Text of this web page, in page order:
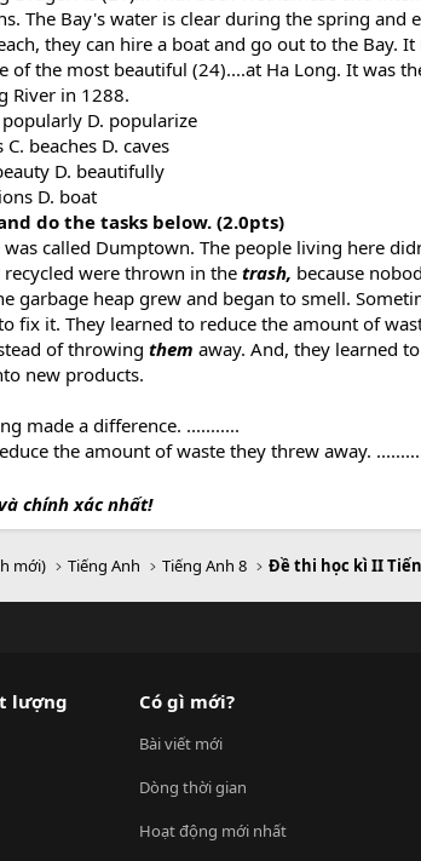
The Bay's water is clear during the spring and
they can hire a boat and go out to the Bay.
of the most beautiful (24)....at Ha Long. It was
River in 1288.
D. popularize
beaches D. caves
D. beautifully
D. boat
do the tasks below. (2.0pts)
was called Dumptown. The people living here
were thrown in the trash, because
garbage heap grew and began to smell.
fix it. They learned to reduce the amount of
of throwing them away. And, they learned
new products.
made a difference. ...........
the amount of waste they threw away.
chính xác nhất!
mới) Tiếng Anh Tiếng Anh 8 Đề thi học kì II
lượng
Có gì mới?
Bài viết mới
Dòng thời gian
Hoạt động mới nhất